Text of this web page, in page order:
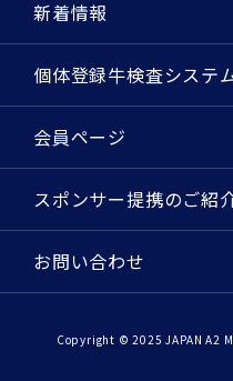
新着情報
個体登録牛検査システ
会員ページ
スポンサー提携のご紹
お問い合わせ
Copyright © 2025 JAPAN A2